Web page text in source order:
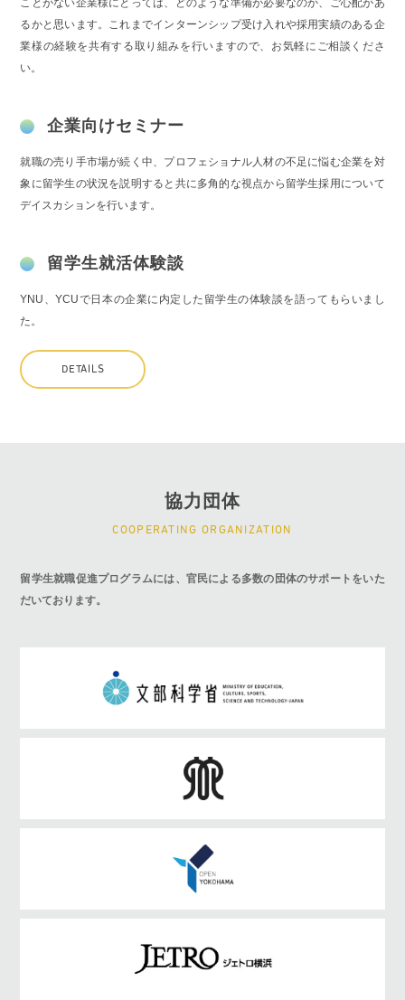
ことがない企業様にとっては、どのような準備が必要なのか、ご心配があ
るかと思います。これまでインターンシップ受け入れや採用実績のある企
業様の経験を共有する取り組みを行いますので、お気軽にご相談くださ
い。
企業向けセミナー
就職の売り手市場が続く中、プロフェショナル人材の不足に悩む企業を対
象に留学生の状況を説明すると共に多角的な視点から留学生採用について
デイスカションを行います。
留学生就活体験談
YNU、YCUで日本の企業に内定した留学生の体験談を語ってもらいまし
た。
DETAILS
協力団体
COOPERATING ORGANIZATION
留学生就職促進プログラムには、官民による多数の団体のサポートをいた
だいております。